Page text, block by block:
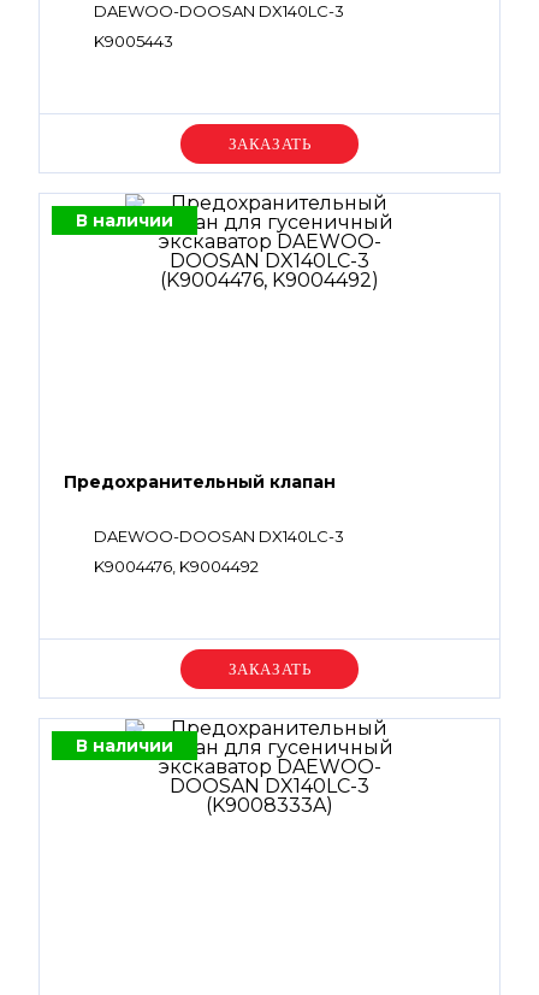
DAEWOO-DOOSAN DX140LC-3
K9005443
Уточняйте цену
В наличии
Предохранительный клапан
DAEWOO-DOOSAN DX140LC-3
K9004476, K9004492
Уточняйте цену
В наличии